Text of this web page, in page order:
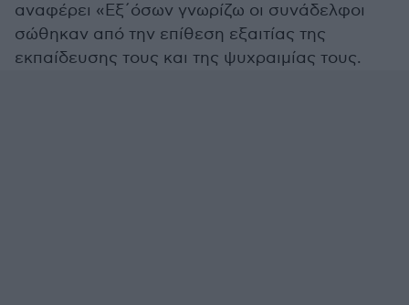
αναφέρει «Εξ΄όσων γνωρίζω οι συνάδελφοι
σώθηκαν από την επίθεση εξαιτίας της
εκπαίδευσης τους και της ψυχραιμίας τους.